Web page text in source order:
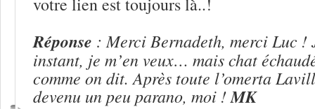
Réponse : Merci Bernadeth, merci Luc !
instant, je m’en veux… mais chat
comme on dit. Après toute l’omerta
devenu un peu parano, moi !MK